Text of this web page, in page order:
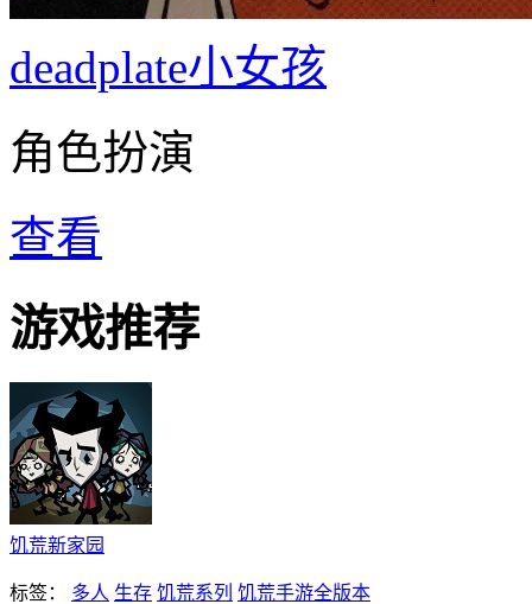
deadplate小女孩
角色扮演
查看
游戏推荐
饥荒新家园
标签： 多人 生存 饥荒系列 饥荒手游全版本